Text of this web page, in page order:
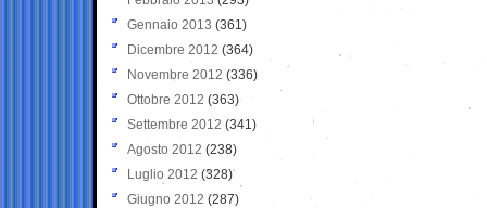
Gennaio 2013 (361)
Dicembre 2012 (364)
Novembre 2012 (336)
Ottobre 2012 (363)
Settembre 2012 (341)
Agosto 2012 (238)
Luglio 2012 (328)
Giugno 2012 (287)